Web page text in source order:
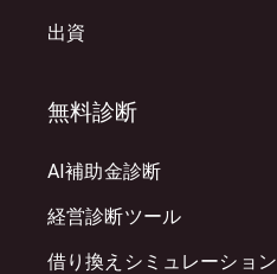
出資
無料診断
AI補助金診断
経営診断ツール
借り換えシミュレーション